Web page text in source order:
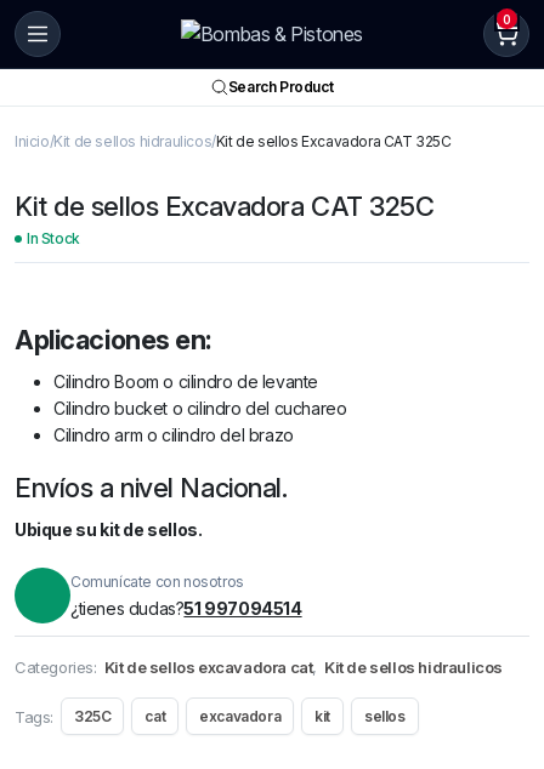
0
Search Product
Inicio Kit de sellos hidraulicos Kit de sellos Excavadora CAT 325C
Kit de sellos Excavadora CAT 325C
In Stock
Aplicaciones en:
Cilindro Boom o cilindro de levante
Cilindro bucket o cilindro del cuchareo
Cilindro arm o cilindro del brazo
Envíos a nivel Nacional.
Ubique su kit de sellos.
Comunícate con nosotros
¿tienes dudas?51 997094514
Categories: Kit de sellos excavadora cat, Kit de sellos hidraulicos
Tags: 325C cat excavadora kit sellos